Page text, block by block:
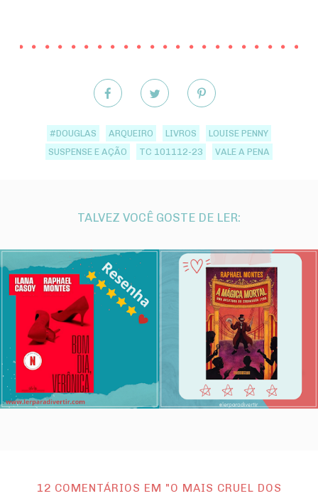
#DOUGLAS ARQUEIRO LIVROS
LOUISE PENNY
SUSPENSE E AÇÃO
TC 101112-23 VALE A PENA
TALVEZ VOCÊ GOSTE DE LER:
12 COMENTÁRIOS EM "O MAIS CRUEL DOS